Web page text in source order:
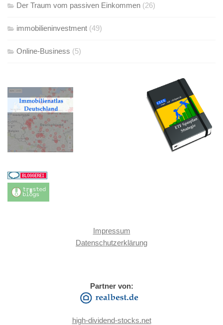
Der Traum vom passiven Einkommen (26)
immobilieninvestment (49)
Online-Business (5)
Impressum
Datenschutzerklärung
Partner von:
high-dividend-stocks.net